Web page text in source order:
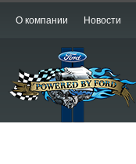
О компании Новости